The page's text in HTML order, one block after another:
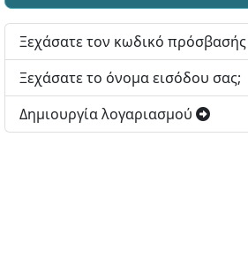
Ξεχάσατε τον κωδικό
Ξεχάσατε το όνομα εισόδου σας;
Δημιουργία λογαριασμού